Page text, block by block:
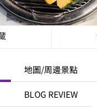
地圖/周邊景點
BLOG REVIEW